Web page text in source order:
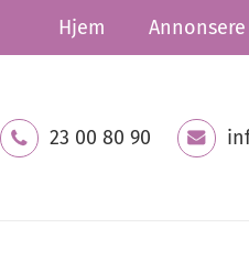
Hjem Annonsere
23 00 80 90